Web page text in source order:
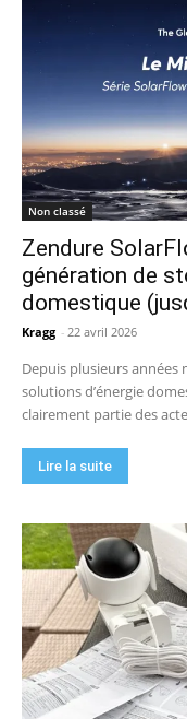
Non classé
Zendure
génération de
domestique
Kragg - 22 avril 2026
Depuis plusieurs années
solutions d’énergie
clairement partie des
Lire la suite